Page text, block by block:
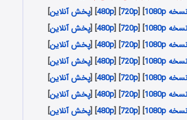
] [
720p
] [
480p
] [پخش آنلاین]
] [
720p
] [
480p
] [پخش آنلاین]
] [
720p
] [
480p
] [پخش آنلاین]
] [
720p
] [
480p
] [پخش آنلاین]
] [
720p
] [
480p
] [پخش آنلاین]
] [
720p
] [
480p
] [پخش آنلاین]
] [
720p
] [
480p
] [پخش آنلاین]